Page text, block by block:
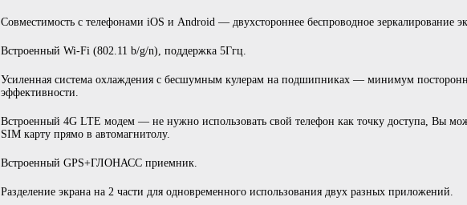
Совместимость с телефонами iOS и Android — двухстороннее беспроводное зеркалирование
Встроенный Wi-Fi (802.11 b/g/n), поддержка 5Ггц.
Усиленная система охлаждения с бесшумным кулерам на подшипниках — минимум
эффективности.
Встроенный 4G LTE модем — не нужно использовать свой телефон как точку доступа, Вы
SIM карту прямо в автомагнитолу.
Встроенный GPS+ГЛОНАСС приемник.
Разделение экрана на 2 части для одновременного использования двух разных приложений.